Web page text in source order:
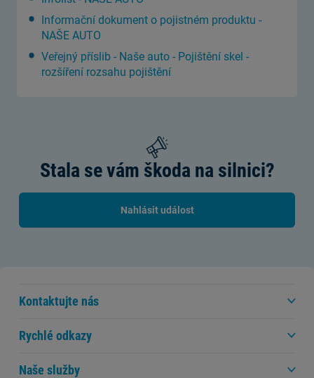
Informační dokument o pojistném produktu -
NAŠE AUTO
Veřejný příslib - Naše auto - Pojištění skel -
rozšíření rozsahu pojištění
Stala se vám škoda na silnici?
Nahlásit událost
Kontaktujte nás
Rychlé odkazy
Naše služby